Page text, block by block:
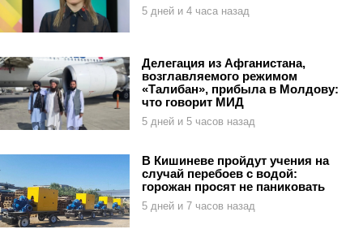
5 дней и 4 часа назад
Делегация из Афганистана,
возглавляемого режимом
«Талибан», прибыла в Молдову:
что говорит МИД
5 дней и 5 часов назад
В Кишиневе пройдут учения на
случай перебоев с водой:
горожан просят не паниковать
5 дней и 7 часов назад